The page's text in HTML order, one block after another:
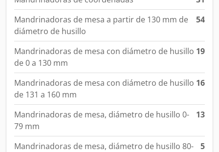
Mandrinadoras de mesa a partir de 130 mm de
diámetro de husillo
54
Mandrinadoras de mesa con diámetro de husillo
de 0 a 130 mm
19
Mandrinadoras de mesa con diámetro de husillo
de 131 a 160 mm
16
Mandrinadoras de mesa, diámetro de husillo 0-
79 mm
13
Mandrinadoras de mesa, diámetro de husillo 80-
5